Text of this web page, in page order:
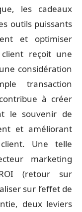
les cadeaux
outils puissants
et optimiser
client reçoit une
considération
transaction
à créer
le souvenir de
et améliorant
Une telle
marketing
(retour sur
sur l’effet de
deux leviers